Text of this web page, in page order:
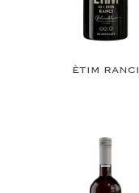
ÈTIM RANCI